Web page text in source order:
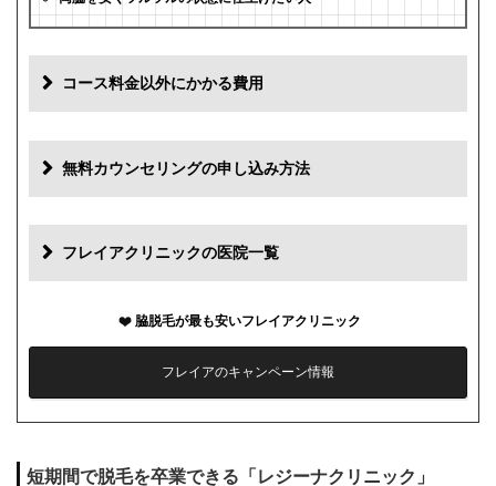
コース料金以外にかかる費用
初診料 0円
再診料
0円
キャンセル料 1回まで0円
無料カウンセリングの申し込み方法
フレイアクリニックの医院一覧
脇脱毛が最も安いフレイアクリニック
フレイアのキャンペーン情報
短期間で脱毛を卒業できる「レジーナクリニック」